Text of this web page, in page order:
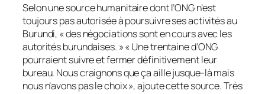
Selon une source humanitaire dont l’ONG n’est
toujours pas autorisée à poursuivre ses activités au
Burundi, « des négociations sont en cours avec les
autorités burundaises. » « Une trentaine d’ONG
pourraient suivre et fermer définitivement leur
bureau. Nous craignons que ça aille jusque-là mais
nous n’avons pas le choix », ajoute cette source. Très